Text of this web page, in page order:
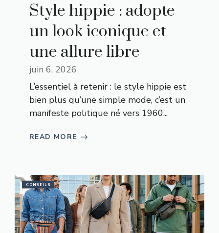
Style hippie : adopte
un look iconique et
une allure libre
juin 6, 2026
L’essentiel à retenir : le style hippie est
bien plus qu’une simple mode, c’est un
manifeste politique né vers 1960...
READ MORE
CONSEILS